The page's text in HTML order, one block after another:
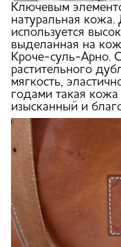
Ключевым
натуральная кожа.
используется
выделанная на
Кроче-суль-Арно.
растительного
мягкость,
годами такая кожа
изысканный и